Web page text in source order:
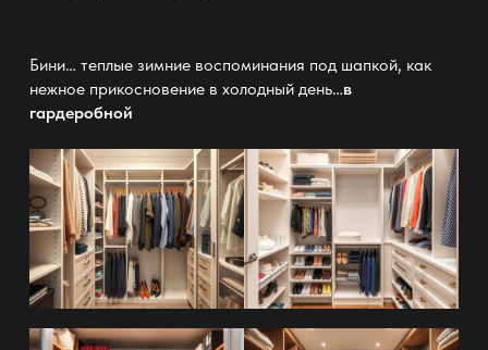
Бини… теплые зимние воспоминания под шапкой, как
нежное прикосновение в холодный день…в
гардеробной